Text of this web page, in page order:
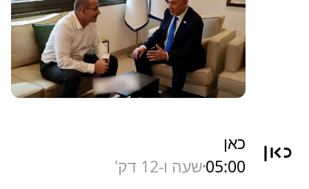
כאן
05:00שעה ו-12 דק'